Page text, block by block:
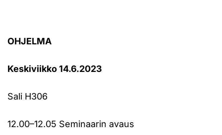
OHJELMA
Keskiviikko 14.6.2023
Sali H306
12.00–12.05 Seminaarin avaus